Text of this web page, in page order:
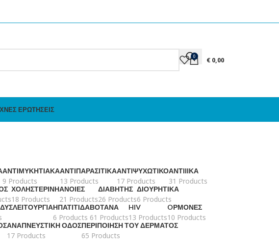
0 € 0,00
ΕΡΩΤΉΣΕΙΣ
ΑΝΤΙΜΥΚΗΤΙΑΚΆ
9 Products
ΑΝΤΙΠΑΡΑΣΙΤΙΚΆ
13 Products
ΑΝΤΙΨΥΧΩΤΙΚΌ
17 Products
ΑΝΤΙΙΙΚΆ
31 Products
ΧΟΛΗΣΤΕΡΊΝΗ
18 Products
ΆΝΟΙΕΣ
21 Products
ΔΙΑΒΉΤΗΣ
26 Products
ΔΙΟΥΡΗΤΙΚΆ
6 Products
ΗΠΑΤΊΤΙΔΑ
6 Products
ΒΌΤΑΝΑ
61 Products
HIV
13 Products
OΡΜΌΝΕΣ
10 Products
ΑΝΑΠΝΕΥΣΤΙΚΉ ΟΔΌΣ
17 Products
ΠΕΡΙΠΟΊΗΣΗ ΤΟΥ ΔΈΡΜΑΤΟΣ
65 Products